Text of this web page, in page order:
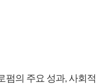
의 주요 성과, 사회